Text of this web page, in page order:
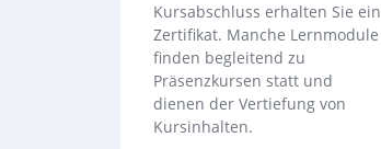
Kursabschluss erhalten Sie ein
Zertifikat. Manche Lernmodule
finden begleitend zu
Präsenzkursen statt und
dienen der Vertiefung von
Kursinhalten.